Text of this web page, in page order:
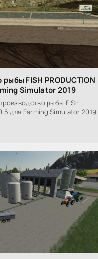
FISH PRODUCTION
Simulator 2019
рыбы FISH
для Farming Simulator 2019.